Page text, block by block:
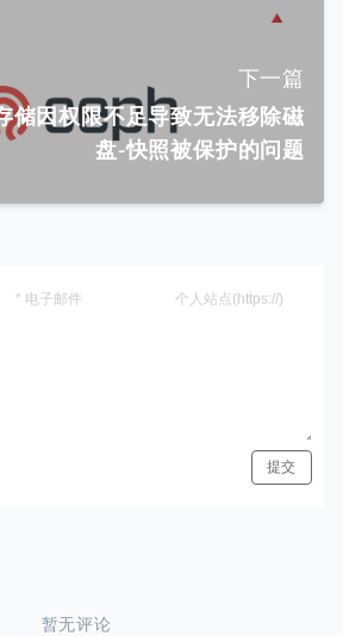
下一篇
储因权限不足导致无法移除磁
盘-快照被保护的问题